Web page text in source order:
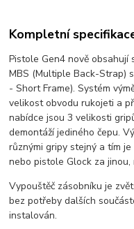
Kompletní
Pistole Gen4 nově obsahují
MBS (Multiple Back-Strap)
- Short Frame). Systém
velikost obvodu rukojeti a
nabídce jsou 3 velikosti
demontáží jediného čepu.
různými gripy stejný a tím
nebo pistole Glock za
Vypouštěč zásobníku je
bez potřeby dalších
instalován.